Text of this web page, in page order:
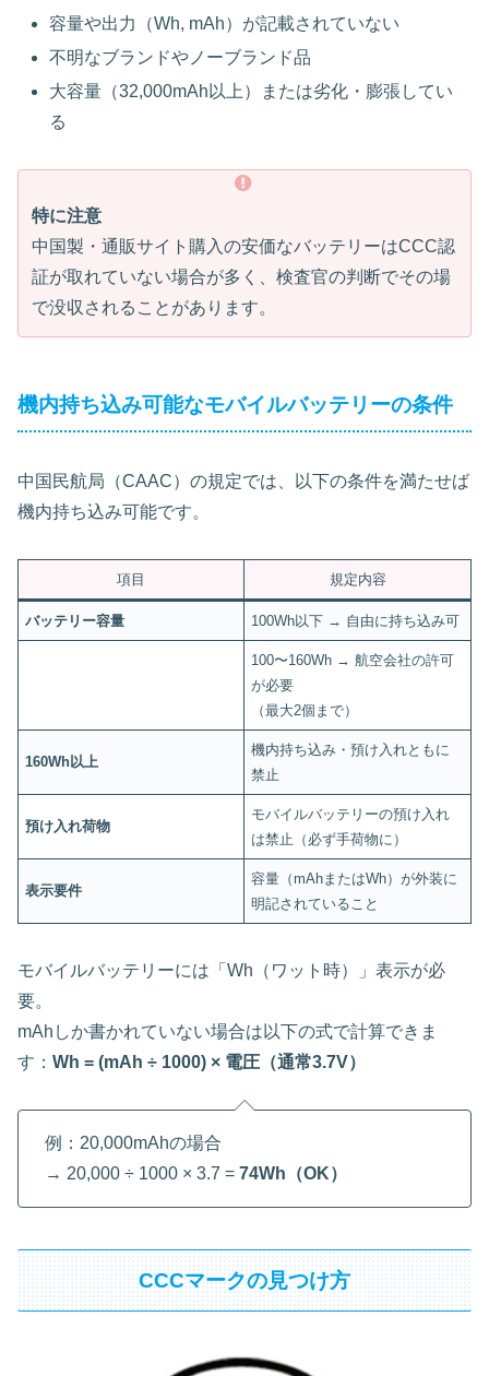
容量や出力（Wh, mAh）が記載されていない
不明なブランドやノーブランド品
大容量（32,000mAh以上）または劣化・膨張してい
る
特に注意
中国製・通販サイト購入の安価なバッテリーはCCC認
証が取れていない場合が多く、検査官の判断でその場
で没収されることがあります。
機内持ち込み可能なモバイルバッテリーの条件
中国民航局（CAAC）の規定では、以下の条件を満たせば
機内持ち込み可能です。
項目 規定内容
バッテリー容量 100Wh以下 → 自由に持ち込み可
100〜160Wh → 航空会社の許可
が必要
（最大2個まで）
160Wh以上
機内持ち込み・預け入れともに
禁止
預け入れ荷物
モバイルバッテリーの預け入れ
は禁止（必ず手荷物に）
表示要件
容量（mAhまたはWh）が外装に
明記されていること
モバイルバッテリーには「Wh（ワット時）」表示が必
要。
mAhしか書かれていない場合は以下の式で計算できま
す： Wh = (mAh ÷ 1000) × 電圧（通常3.7V）
例：20,000mAhの場合
→ 20,000 ÷ 1000 × 3.7 = 74Wh（OK）
CCCマークの見つけ方